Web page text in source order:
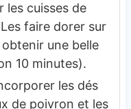
les cuisses de
faire dorer sur
une belle
10 minutes).
les dés
de poivron et les